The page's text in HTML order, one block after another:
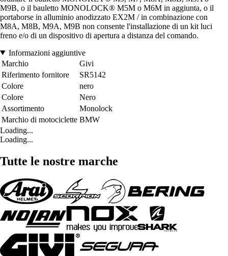
M9B, o il bauletto MONOLOCK® M5M o M6M in aggiunta, o il
portaborse in alluminio anodizzato EX2M / in combinazione con
M8A, M8B, M9A, M9B non consente l'installazione di un kit luci
freno e/o di un dispositivo di apertura a distanza del comando.
Informazioni aggiuntive
Marchio
Givi
Riferimento fornitore
SR5142
Colore
nero
Colore
Nero
Assortimento
Monolock
Marchio di motociclette BMW
Loading...
Loading...
Tutte le nostre marche